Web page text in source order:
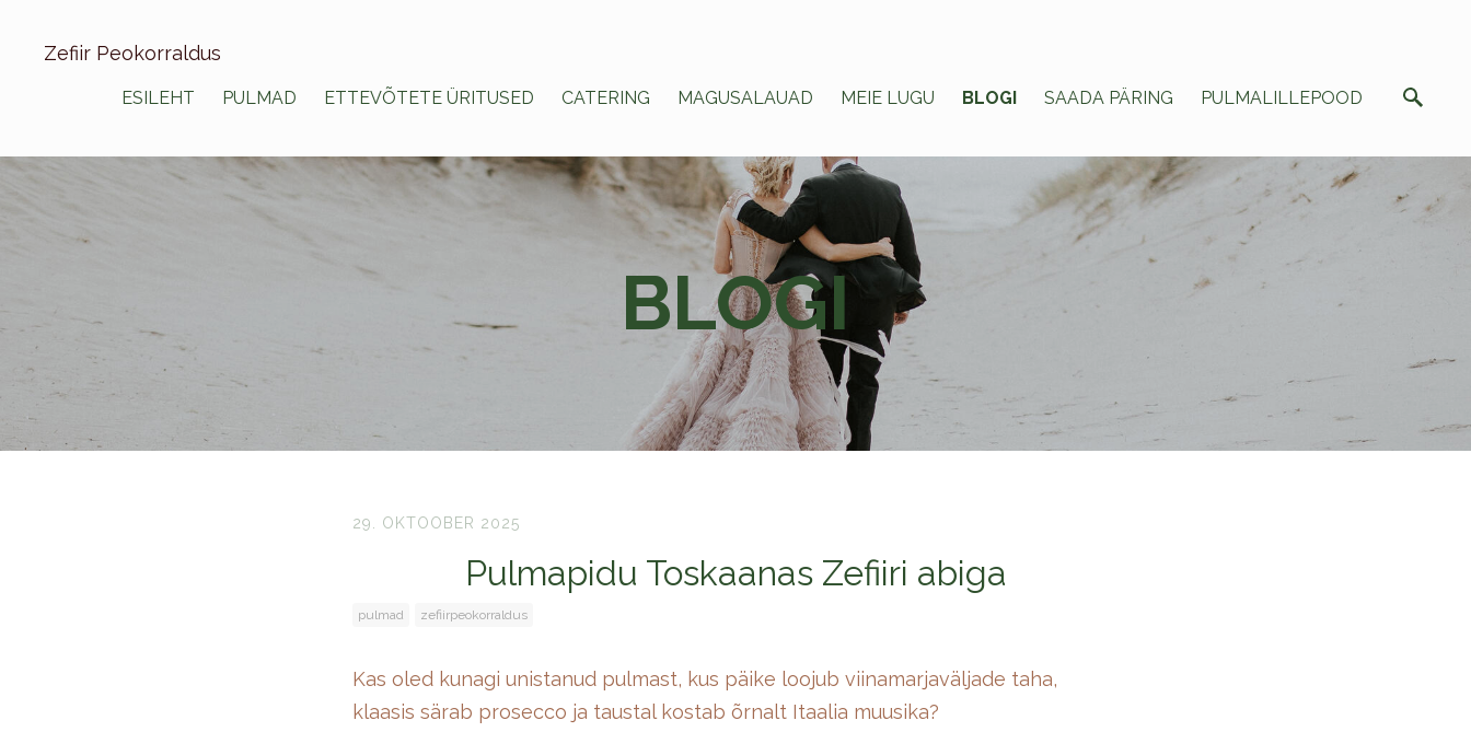
Zefiir Peokorraldus
ESILEHT PULMAD ETTEVÕTETE ÜRITUSED CATERING MAGUSALAUAD MEIE LUGU BLOGI SAADA PÄRING PULMALILLEPOOD
BLOGI
29. OKTOOBER 2025
Pulmapidu Toskaanas Zefiiri abiga
pulmad zefiirpeokorraldus
Kas oled kunagi unistanud pulmast, kus päike loojub viinamarjaväljade taha,
klaasis särab prosecco ja taustal kostab õrnalt Itaalia muusika?